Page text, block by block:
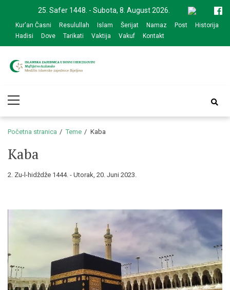
navigation
content
25. Safer 1448. - Subota, 8. August 2026.
Kur'an Časni Resulullah Islam Šerijat Namaz Post
Historija
Hadisi
Dove Tarikati Vaktija Vakuf Kontakt
zajednice Bijeljina
Menu
Početna stranica Teme Kaba
Kaba
2. Zu-l-hidždže 1444. - Utorak, 20. Juni 2023.